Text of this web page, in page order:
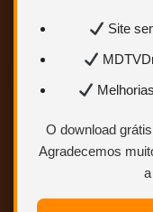
Site
O download
Agradecemos
Sua cara que tá
O audio ta sim
comparar… e